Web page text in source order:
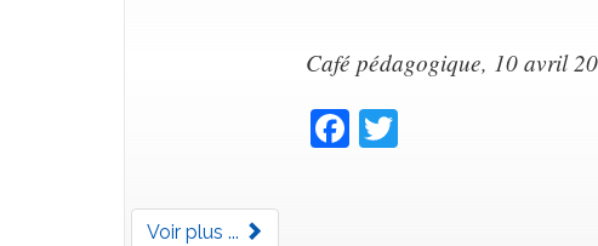
Café pédagogique, 10 avril
Facebook
Voir plus ...